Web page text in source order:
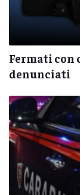
Fermati con
denunciati